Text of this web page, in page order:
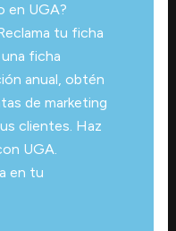
en UGA?
tu ficha
ficha
anual, obtén
de marketing
clientes. Haz
UGA.
en tu